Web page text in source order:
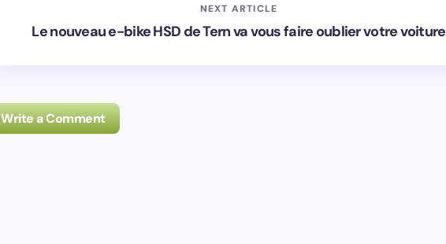
NEXT ARTICLE
Le nouveau e-bike HSD de Tern va vous faire oublier votre voiture
Write a Comment